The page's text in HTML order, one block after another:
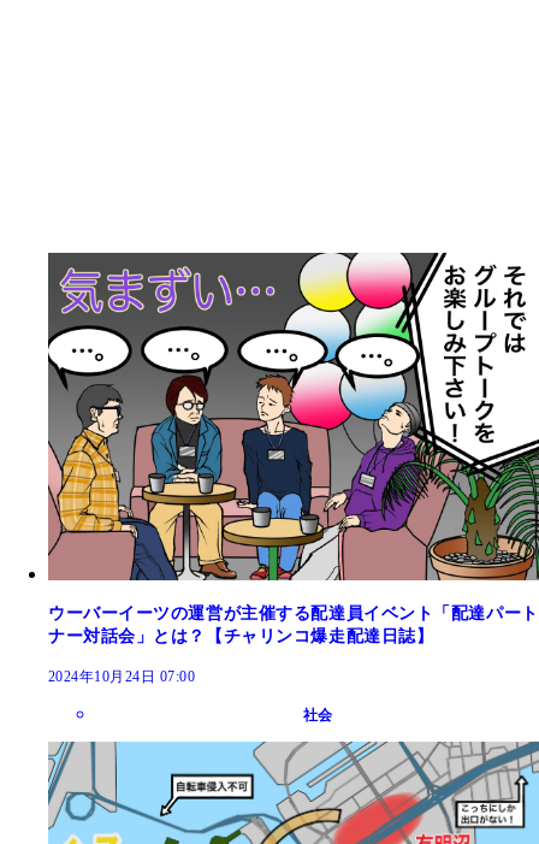
ウーバーイーツの運営が主催する配達員イベント「配達パート
ナー対話会」とは？【チャリンコ爆走配達日誌】
2024年10月24日 07:00
社会